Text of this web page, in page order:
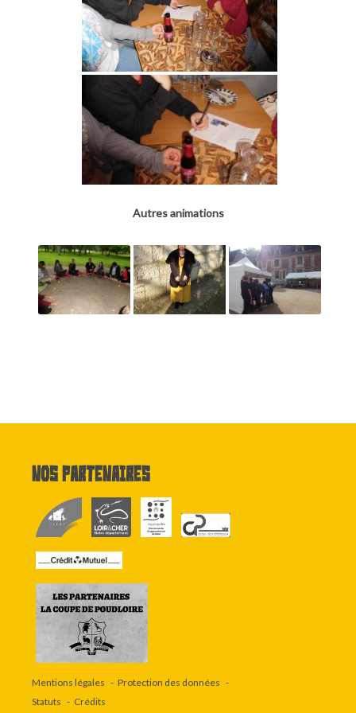
Autres animations
Nos partenaires
Mentions légales
Protection des données
Statuts
Crédits